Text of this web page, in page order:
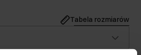
Tabela rozmiarów